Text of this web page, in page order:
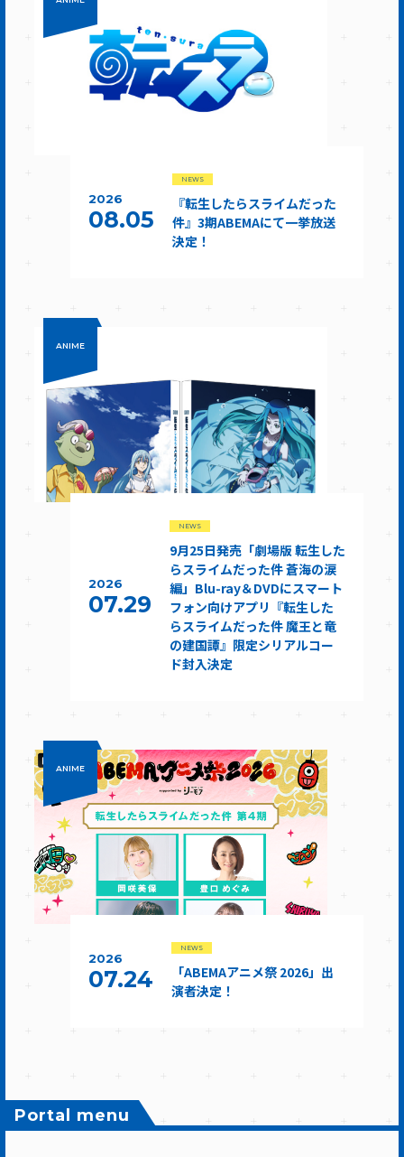
2026
08.05
NEWS
『転生したらスライムだった
件』3期ABEMAにて一挙放送
決定！
ANIME
2026
07.29
NEWS
9月25日発売「劇場版 転生した
らスライムだった件 蒼海の涙
編」Blu-ray＆DVDにスマート
フォン向けアプリ『転生した
らスライムだった件 魔王と竜
の建国譚』限定シリアルコー
ド封入決定
ANIME
2026
07.24
NEWS
「ABEMAアニメ祭 2026」出
演者決定！
Portal menu